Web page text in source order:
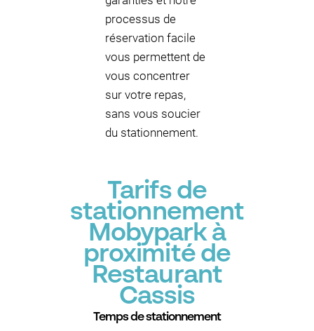
processus de
réservation facile
vous permettent de
vous concentrer
sur votre repas,
sans vous soucier
du stationnement.
Tarifs de
stationnement
Mobypark à
proximité de
Restaurant
Cassis
Temps de stationnement